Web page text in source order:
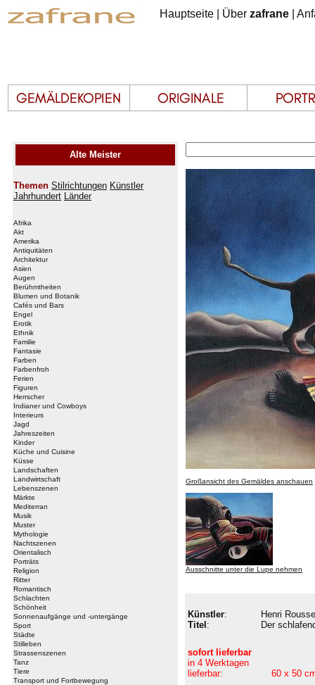
Hauptseite Über zafrane
Alte Meister
Themen Stilrichtungen Künstler
Jahrhundert Länder
Afrika
Akt
Amerika
Antiquitäten
Architektur
Asien
Augen
Berühmtheiten
Blumen und Botanik
Cafés und Bars
Engel
Erotik
Ethnik
Familie
Fantasie
Farben
Farbenfroh
Ferien
Figuren
Herrscher
Indianer und Cowboys
Interieurs
Jagd
Jahreszeiten
Kinder
Küche und Cuisine
Küsse
Landschaften
Landwirtschaft
Lebenszenen
Märkte
Mediterran
Musik
Muster
Mythologie
Nachtszenen
Orientalisch
Porträts
Religion
Ritter
Romantisch
Schlachten
Schönheit
Sonnenaufgänge und -untergänge
Sport
Städte
Stilleben
Strassenszenen
Tanz
Tiere
Transport und Fortbewegung
Großansicht des Gemäldes anschauen
Ausschnitte unter die Lupe nehmen
Künstler:
Titel :
Henri
Der
sofort lieferbar
in 4 Werktagen
lieferbar:
60 x 50